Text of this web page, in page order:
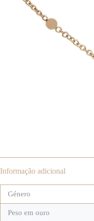
Informação adicional
Género
Peso em ouro